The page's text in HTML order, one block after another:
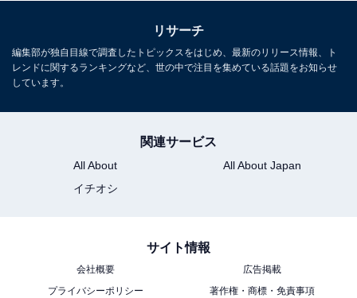
1 2
リサーチ
編集部が独自目線で調査したトピックスをはじめ、最新のリリース情報、ト
レンドに関するランキングなど、世の中で注目を集めている話題をお知らせ
しています。
関連サービス
All About
All About Japan
イチオシ
サイト情報
会社概要
広告掲載
プライバシーポリシー
著作権・商標・免責事項